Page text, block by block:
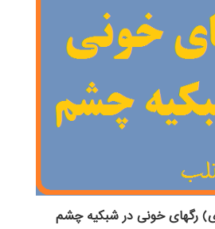
رگهای خونی در شبکیه چشم